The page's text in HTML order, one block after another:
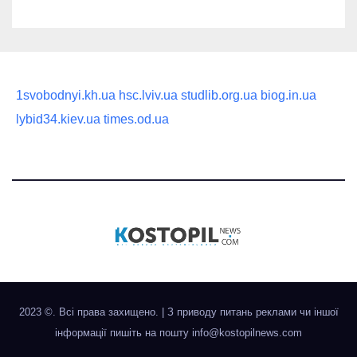
1svobodnyi.kh.ua hsc.lviv.ua studlib.org.ua biog.in.ua
lybid34.kiev.ua times.od.ua
2023 ©. Всі права захищено.
З приводу питань реклами чи іншої
інформації пишіть на пошту info@kostopilnews.com